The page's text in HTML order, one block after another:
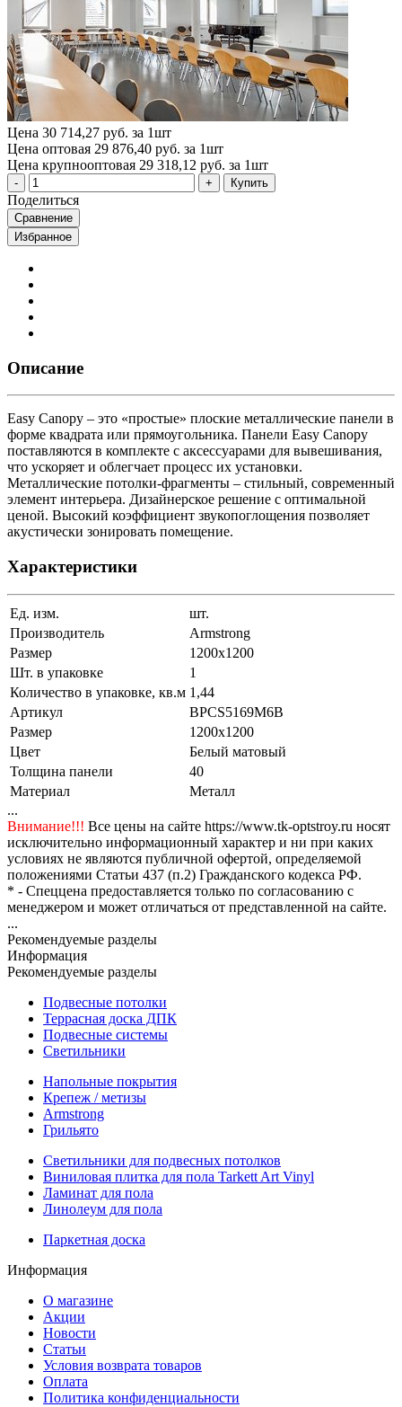
Цена 30 714,27 руб. за 1шт
Цена оптовая 29 876,40 руб. за 1шт
Цена крупнооптовая 29 318,12 руб. за 1шт
Купить
Поделиться
Сравнение
Избранное
Описание
Easy Canopy – это «простые» плоские металлические панели в
форме квадрата или прямоугольника. Панели Easy Canopy
поставляются в комплекте с аксессуарами для вывешивания,
что ускоряет и облегчает процесс их установки.
Металлические потолки-фрагменты – стильный, современный
элемент интерьера. Дизайнерское решение с оптимальной
ценой. Высокий коэффициент звукопоглощения позволяет
акустически зонировать помещение.
Характеристики
Ед. изм.
шт.
Производитель
Armstrong
Размер
1200x1200
Шт. в упаковке
1
Количество в упаковке, кв.м 1,44
Артикул
BPCS5169M6B
Размер
1200x1200
Цвет
Белый матовый
Толщина панели
40
Материал
Металл
...
Внимание!!! Все цены на сайте https://www.tk-optstroy.ru носят
исключительно информационный характер и ни при каких
условиях не являются публичной офертой, определяемой
положениями Статьи 437 (п.2) Гражданского кодекса РФ.
* - Спеццена предоставляется только по согласованию с
менеджером и может отличаться от представленной на сайте.
...
Рекомендуемые разделы
Информация
Рекомендуемые разделы
Подвесные потолки
Террасная доска ДПК
Подвесные системы
Светильники
Напольные покрытия
Крепеж / метизы
Armstrong
Грильято
Светильники для подвесных потолков
Виниловая плитка для пола Tarkett Art Vinyl
Ламинат для пола
Линолеум для пола
Паркетная доска
Информация
О магазине
Акции
Новости
Статьи
Условия возврата товаров
Оплата
Политика конфиденциальности